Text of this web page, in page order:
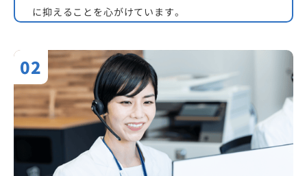
に抑えることを心がけています。
02